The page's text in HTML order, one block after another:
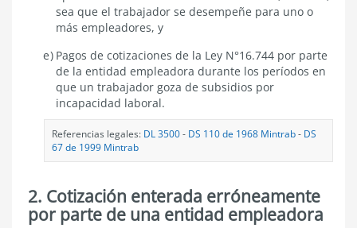
sea que el trabajador se desempeñe para uno o
más empleadores, y
Pagos de cotizaciones de la Ley N°16.744 por parte
de la entidad empleadora durante los períodos en
que un trabajador goza de subsidios por
incapacidad laboral.
Referencias legales: DL 3500- DS 110 de 1968 Mintrab- DS
67 de 1999 Mintrab
2. Cotización enterada erróneamente
por parte de una entidad empleadora